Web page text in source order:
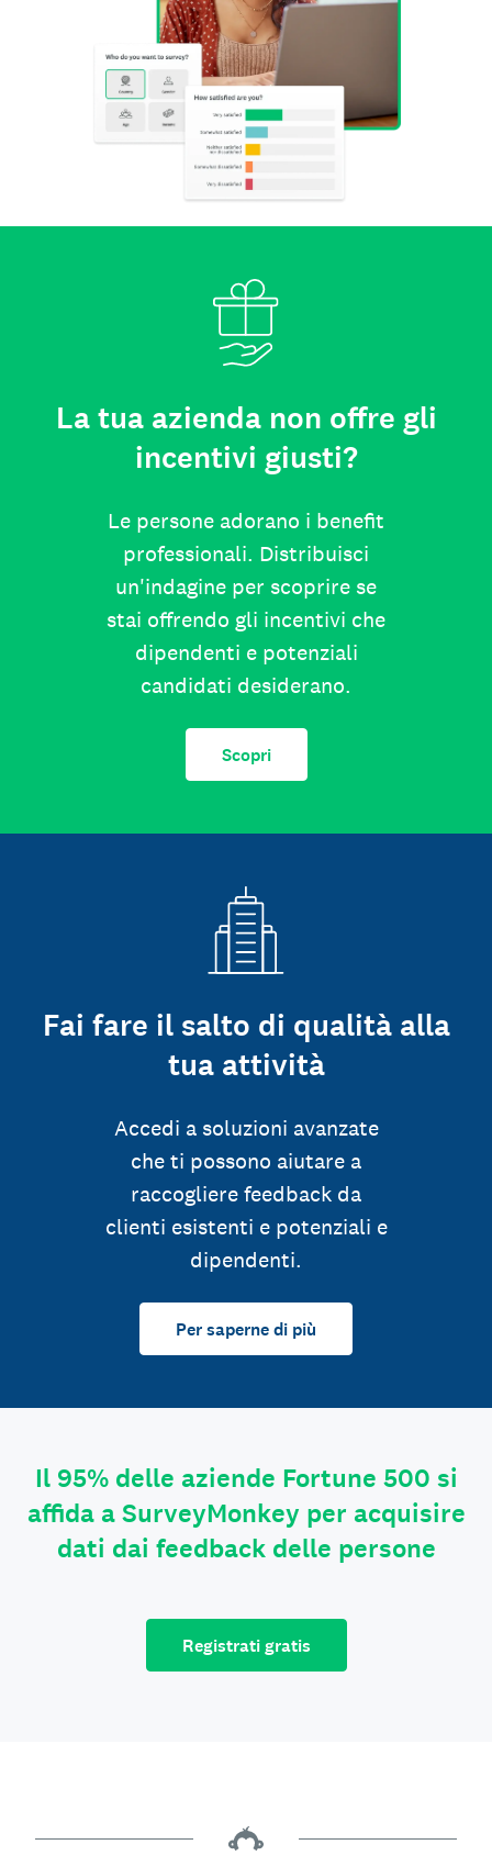
La tua azienda non offre gli
incentivi giusti?
Le persone adorano i benefit
professionali. Distribuisci
un'indagine per scoprire se
stai offrendo gli incentivi che
dipendenti e potenziali
candidati desiderano.
Scopri
Fai fare il salto di qualità alla
tua attività
Accedi a soluzioni avanzate
che ti possono aiutare a
raccogliere feedback da
clienti esistenti e potenziali e
dipendenti.
Per saperne di più
Il 95% delle aziende Fortune 500 si
affida a SurveyMonkey per acquisire
dati dai feedback delle persone
Registrati gratis